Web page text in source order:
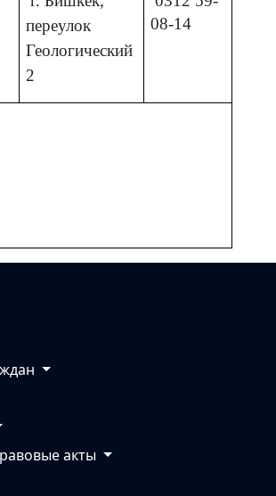
переулок
Геологический
2
08-14
акты